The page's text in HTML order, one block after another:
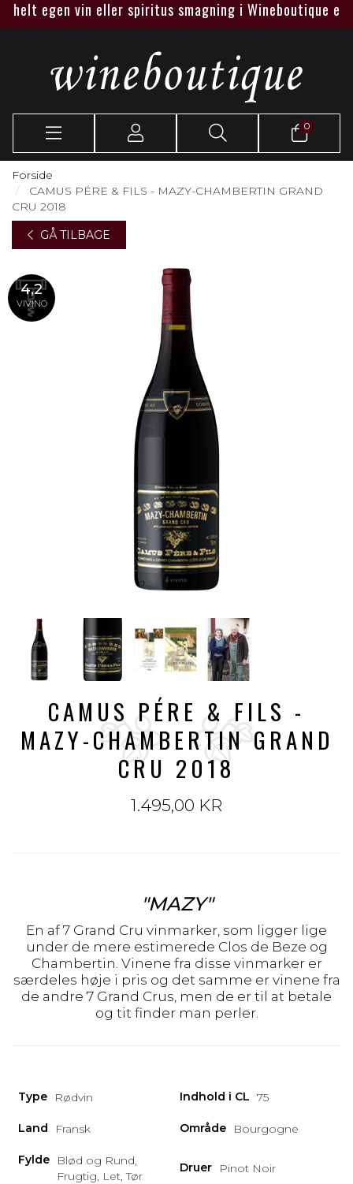
egen vin eller spiritus smagning i Wineboutique eller
0
Forside
CAMUS PÉRE & FILS - MAZY-CHAMBERTIN GRAND
CRU 2018
GÅ TILBAGE
4,2
VIVINO
CAMUS PÉRE & FILS -
MAZY-CHAMBERTIN GRAND
CRU 2018
1.495,00 KR
"MAZY"
En af 7 Grand Cru vinmarker, som ligger lige
under de mere estimerede Clos de Beze og
Chambertin. Vinene fra disse vinmarker er
særdeles høje i pris og det samme er vinene fra
de andre 7 Grand Crus, men de er til at betale
og tit finder man perler.
Type Rødvin Indhold i CL 75
Land Fransk Område Bourgogne
Fylde
Blød og Rund,
Frugtig, Let, Tør
Druer Pinot Noir